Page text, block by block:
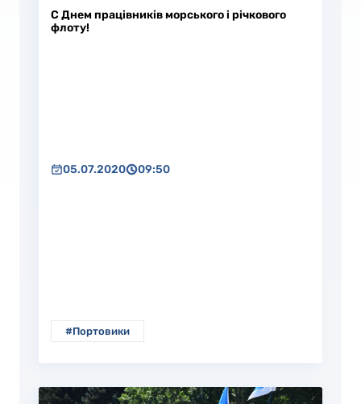
C Днем працівників морського і річкового
флоту!
05.07.2020 09:50
#Портовики